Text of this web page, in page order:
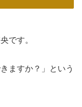
です。
ますか？」という